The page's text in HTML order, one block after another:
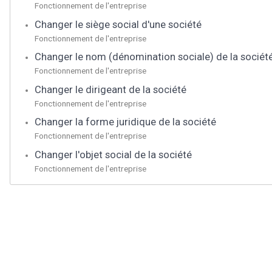
Fonctionnement de l'entreprise
Changer le siège social d'une société
Fonctionnement de l'entreprise
Changer le nom (dénomination sociale) de la
Fonctionnement de l'entreprise
Changer le dirigeant de la société
Fonctionnement de l'entreprise
Changer la forme juridique de la société
Fonctionnement de l'entreprise
Changer l'objet social de la société
Fonctionnement de l'entreprise